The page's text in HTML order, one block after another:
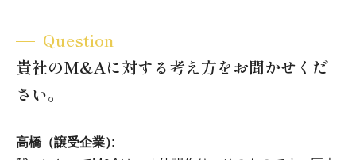
Question
貴社のM&Aに対する考え方をお聞かせくだ
さい。
高橋（譲受企業）